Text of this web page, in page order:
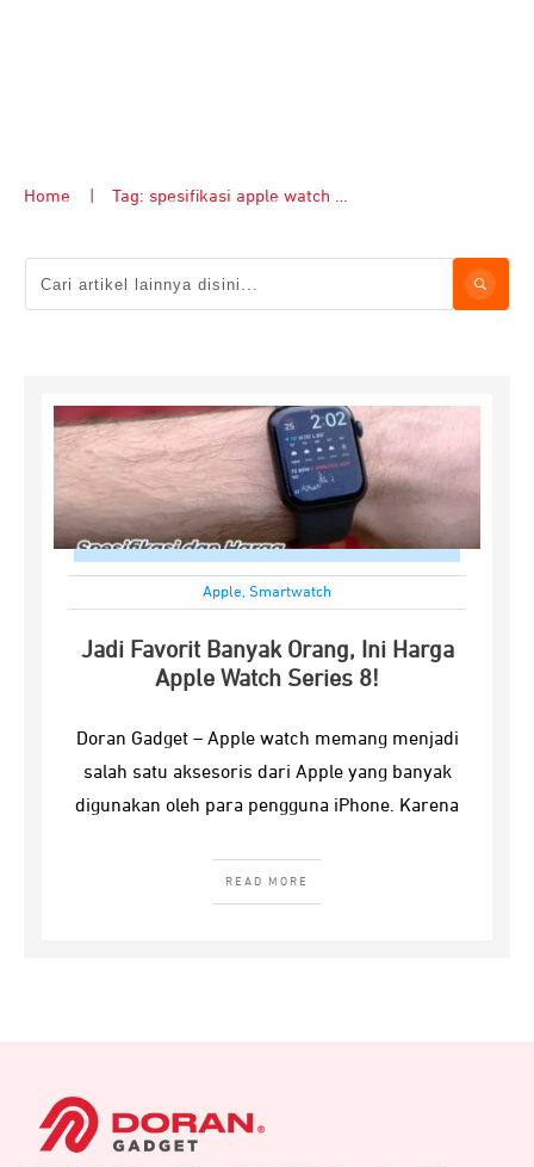
Home Tag: spesifikasi apple watch series 8
Apple, Smartwatch
Jadi Favorit Banyak Orang, Ini Harga
Apple Watch Series 8!
Doran Gadget – Apple watch memang menjadi
salah satu aksesoris dari Apple yang banyak
digunakan oleh para pengguna iPhone. Karena
READ MORE